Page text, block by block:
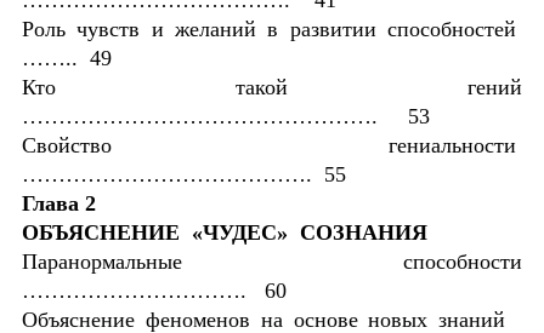
Роль чувств и желаний в развитии способностей
…….. 49
Кто такой гений
…………………………………………. 53
Свойство гениальности
…………………………………. 55
Глава 2
ОБЪЯСНЕНИЕ «ЧУДЕС» СОЗНАНИЯ
Паранормальные способности
…………………………. 60
Объяснение феноменов на основе новых знаний